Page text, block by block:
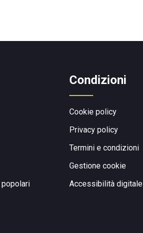
Condizioni
Cookie policy
Privacy policy
Termini e condizioni
Gestione cookie
Accessibilità digitale